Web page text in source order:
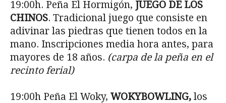
19:00h. Peña El Hormigón, JUEGO DE LOS
CHINOS. Tradicional juego que consiste en
adivinar las piedras que tienen todos en la
mano. Inscripciones media hora antes, para
mayores de 18 años. (carpa de la peña en el
recinto ferial)
19:00h Peña El Woky, WOKYBOWLING, los